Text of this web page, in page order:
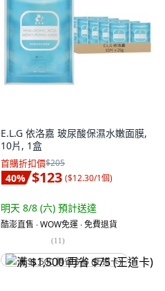
E.L.G 依洛嘉 玻尿酸保濕水嫩面膜,
10片, 1盒
首購折扣價$205
40% $123 ($12.30/1個)
明天 8/8 (六) 預計送達
酷澎直售 ∙ WOW免運 ∙ 免費退貨
(11)
满 $1,500 再省 $75 (王道卡)